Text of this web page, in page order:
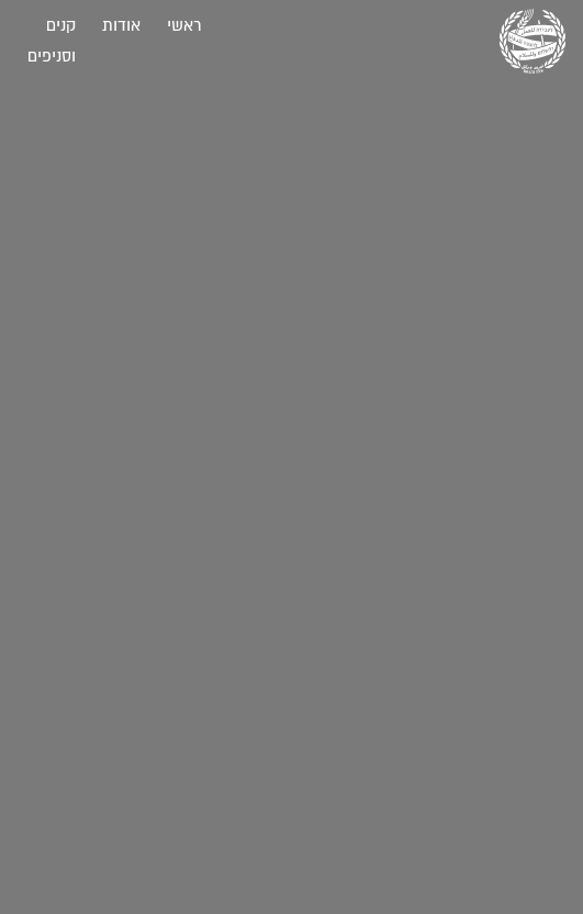
ראשי אודות קנים
וסניפים